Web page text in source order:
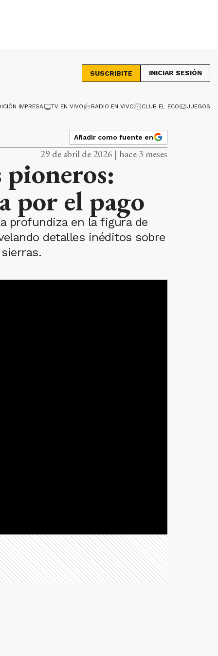
SUSCRIBITE INICIAR SESIÓN
IMPRESA TV EN VIVO RADIO EN VIVO CLUB EL ECO JUEGOS
Añadir como fuente en
29 de abril de 2026 | hace 3 meses
por el pago
profundiza en la figura de
detalles inéditos sobre